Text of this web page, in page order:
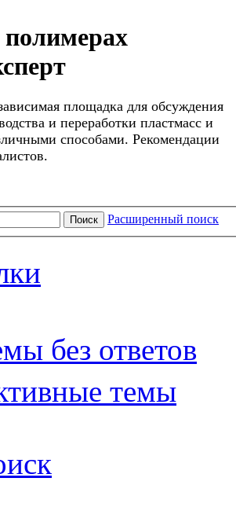
площадка для обсуждения
и переработки пластмасс и
способами. Рекомендации
Поиск Расширенный поиск
без ответов
темы